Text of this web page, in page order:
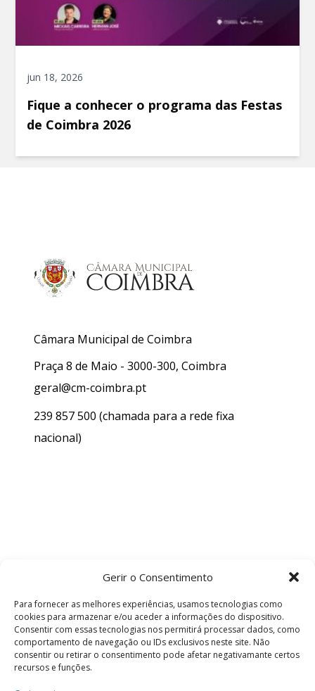
Gerir o Consentimento
Para fornecer as melhores experiências, usamos tecnologias como
cookies para armazenar e/ou aceder a informações do dispositivo.
Consentir com essas tecnologias nos permitirá processar dados, como
comportamento de navegação ou IDs exclusivos neste site. Não
consentir ou retirar o consentimento pode afetar negativamante certos
recursos e funções.
jun 18, 2026
Fique a conhecer o programa das Festas
de Coimbra 2026
Câmara Municipal de Coimbra
Praça 8 de Maio - 3000-300, Coimbra
geral@cm-coimbra.pt
239 857 500 (chamada para a rede fixa
nacional)